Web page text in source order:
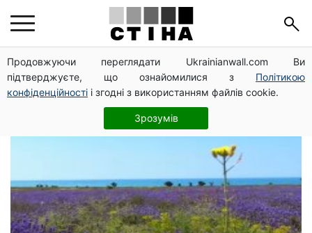
Продовжуючи переглядати Ukrainianwall.com Ви
підтверджуєте, що ознайомилися з Політикою
конфіденційності і згодні з використанням файлів cookie.
Зрозумів
Буковина